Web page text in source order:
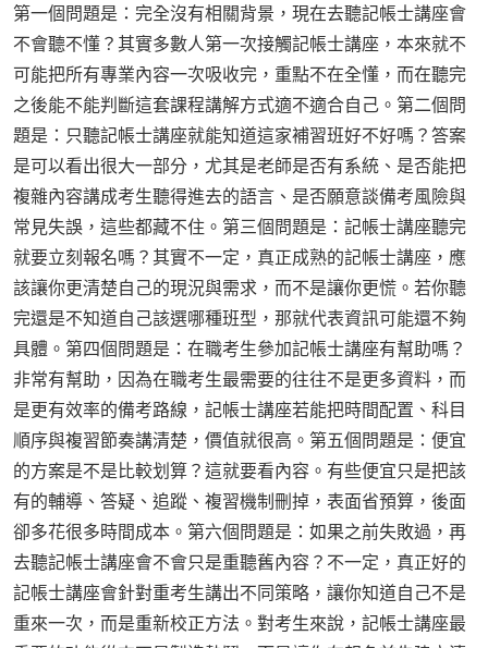
第一個問題是：完全沒有相關背景，現在去聽記帳士講座會
不會聽不懂？其實多數人第一次接觸記帳士講座，本來就不
可能把所有專業內容一次吸收完，重點不在全懂，而在聽完
之後能不能判斷這套課程講解方式適不適合自己。第二個問
題是：只聽記帳士講座就能知道這家補習班好不好嗎？答案
是可以看出很大一部分，尤其是老師是否有系統、是否能把
複雜內容講成考生聽得進去的語言、是否願意談備考風險與
常見失誤，這些都藏不住。第三個問題是：記帳士講座聽完
就要立刻報名嗎？其實不一定，真正成熟的記帳士講座，應
該讓你更清楚自己的現況與需求，而不是讓你更慌。若你聽
完還是不知道自己該選哪種班型，那就代表資訊可能還不夠
具體。第四個問題是：在職考生參加記帳士講座有幫助嗎？
非常有幫助，因為在職考生最需要的往往不是更多資料，而
是更有效率的備考路線，記帳士講座若能把時間配置、科目
順序與複習節奏講清楚，價值就很高。第五個問題是：便宜
的方案是不是比較划算？這就要看內容。有些便宜只是把該
有的輔導、答疑、追蹤、複習機制刪掉，表面省預算，後面
卻多花很多時間成本。第六個問題是：如果之前失敗過，再
去聽記帳士講座會不會只是重聽舊內容？不一定，真正好的
記帳士講座會針對重考生講出不同策略，讓你知道自己不是
重來一次，而是重新校正方法。對考生來說，記帳士講座最